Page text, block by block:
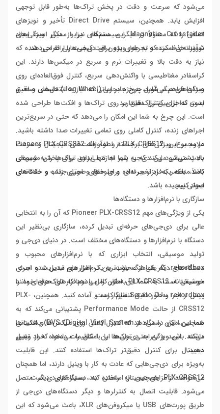
می‌شود که سرعت و دقت در پخش تراک‌ها به‌طور قابل توجهی
افزایش یابد. همچنین، سیستم Direct Drive تأخیر و نویزهای
اضافی را که معمولاً در دیگر سیستم‌های درایو ممکن است ایجاد
شوند، حذف کرده و تجربه‌ای بدون افت کیفیت را ارائه می‌دهد.
Magnetic Crossfader این دستگاه نیز از دیگر ویژگی‌های
نوآورانه‌ای است که به طور ویژه برای دی‌جی‌هایی طراحی شده که
نیاز به دقت بالا و تغییرات نرم و سریع در میکس‌ها دارند. این
کراسفادر مغناطیسی با واکنش‌دهی سریع، کنترل فوق‌العاده‌ای روی
صداها فراهم می‌آورد، به‌ویژه در زمانی که نیاز به انتقال‌های صاف و
بدون تداخل بین تراک‌ها دارید.
ویژگی‌های دیگر شامل چرخ جابجایی (Jog Wheel) حساس و دقیق
است که برای کنترل دقیق بر روی تراک‌ها و افکت‌ها طراحی شده
است. این چرخ به شما این امکان را می‌دهد که حتی در سریع‌ترین
اجراهای زنده، کنترل کاملی روی تمامی تغییرات صدا داشته باشید.
علاوه بر این، PLX-CRSS12 از لطف افکت‌های دیجیتال و سرعت
بالا پشتیبانی می‌کند که به شما اجازه می‌دهد تراک‌ها را به شیوه‌ای
کاملاً منحصر به‌فرد تغییر داده و جلوه‌های صوتی جذاب و خلاقانه‌ای
ایجاد کنید.
در مجموع، ویژگی‌های برجسته و نوآورانه Pioneer PLX-CRSS12
باعث می‌شود این دی‌جی پلیر نه تنها ابزاری برای پخش موسیقی
باشد، بلکه یک ابزار حرفه‌ای برای خلق و اجرای زنده‌ و دقت‌های
صوتی پیچیده باشد.
سازگاری با نرم‌افزارها و دستگاه‌ها
یکی از ویژگی‌های مهم Pioneer PLX-CRSS12 که آن را به انتخابی
عالی برای دی‌جی‌های حرفه‌ای تبدیل کرده، سازگاری بی‌نظیر این
دستگاه با نرم‌افزارها و دستگاه‌های مختلف است. در دنیای دی‌جی و
تولید موسیقی، انتخاب ابزاری که با نرم‌افزارهای محبوب و
دستگاه‌های دیگر هماهنگ باشد، به یک اصل مهم تبدیل شده است.
خوشبختانه، PLX-CRSS12 به‌طور کامل با نرم‌افزارهای حرفه‌ای مانند
rekordbox و Serato DJ سازگار است.
rekordbox، که یکی از محبوب‌ترین نرم‌افزارهای مدیریت و اجرای
موسیقی است، به شما این امکان را می‌دهد که تراک‌های خود را
پیش از اجرا به‌طور دقیق تنظیم کرده و آماده کنید. همچنین، PLX-
CRSS12 از حالت Performance Mode پشتیبانی می‌کند که به
شما این امکان را می‌دهد که کنترل کاملی روی میکس‌ها و افکت‌ها
داشته باشید و به‌راحتی تراک‌ها را با تنظیمات دلخواه خود تغییر
دهید.
همچنین، این دستگاه از DVS (Digital Vinyl System) پشتیبانی
می‌کند. این ویژگی به دی‌جی‌ها این امکان را می‌دهد که از وینیل
دیجیتال برای کنترل دقیق‌تر تراک‌ها استفاده کنند. این قابلیت
به‌ویژه برای دی‌جی‌هایی که عادت به کار با وینیل دارند، اما همچنان
می‌خواهند از مزایای دیجیتال استفاده کنند، بسیار کاربردی است.
PLX-CRSS12 همچنین به راحتی به دستگاه‌های دیگر متصل
می‌شود. قابلیت اتصال به کنترلرها و دیگر دستگاه‌های دی‌جی از
طریق پورت‌های USB یا میکروفن‌های XLR، باعث می‌شود که این